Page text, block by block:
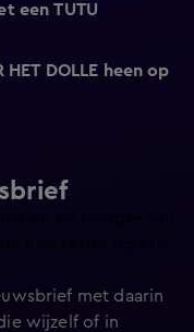
een TUTU
HET DOLLE heen op
met daarin
wijzelf of in